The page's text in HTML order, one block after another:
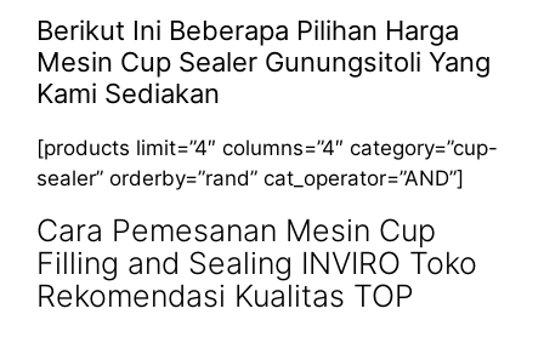
Berikut Ini Beberapa Pilihan Harga
Mesin Cup Sealer Gunungsitoli Yang
Kami Sediakan
[products limit=”4″ columns=”4″ category=”cup-
sealer” orderby=”rand” cat_operator=”AND”]
Cara Pemesanan Mesin Cup
Filling and Sealing INVIRO Toko
Rekomendasi Kualitas TOP